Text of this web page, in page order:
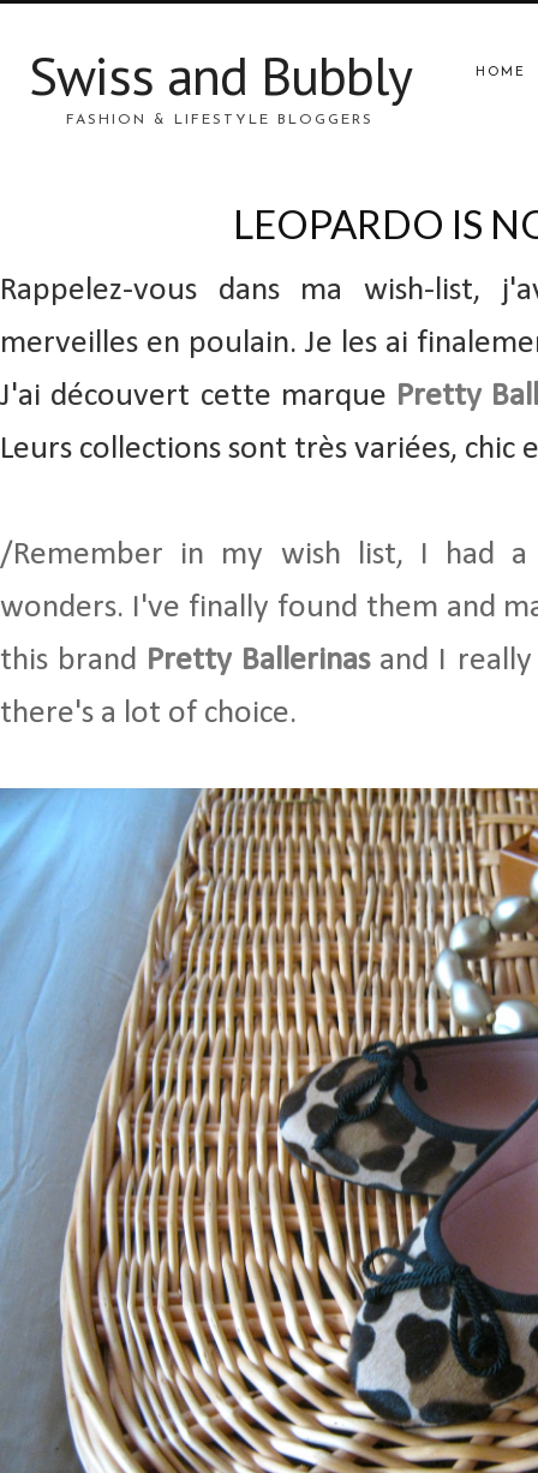
Swiss and Bubbly
FASHION & LIFESTYLE BLOGGERS
HOME
LEOPARDO IS
Rappelez-vous dans ma wish-list,
merveilles en poulain. Je les ai
J'ai découvert cette marque Pretty
Leurs collections sont très variées, chic
/Remember in my wish list, I had
wonders. I've finally found them and
this brand Pretty Ballerinasand I
there's a lot of choice.